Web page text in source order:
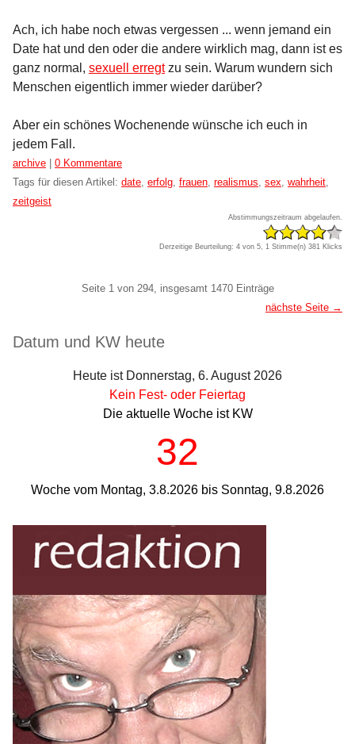
Ach, ich habe noch etwas vergessen ... wenn jemand ein
Date hat und den oder die andere wirklich mag, dann ist es
ganz normal, sexuell erregtzu sein. Warum wundern sich
Menschen eigentlich immer wieder darüber?
Aber ein schönes Wochenende wünsche ich euch in
jedem Fall.
Kategorien:
archive
0 Kommentare
Tags für diesen Artikel: date erfolg frauen realismus sex wahrheit
zeitgeist
Abstimmungszeitraum abgelaufen.
Derzeitige Beurteilung: 4 von 5, 1 Stimme(n) 381 Klicks
PaginationSeite 1 von 294, insgesamt 1470 Einträge
nächste Seite →
Seitenleiste
Datum und KW heute
Heute ist Donnerstag, 6. August 2026
Kein Fest- oder Feiertag
Die aktuelle Woche ist KW
32
Woche vom Montag, 3.8.2026 bis Sonntag, 9.8.2026